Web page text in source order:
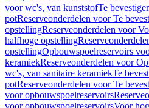
voor wc's, van kunststofTe
potReserveonderdelen voor Te
opstellingReserveonderdelen voor
halfhoge opstelling
opstellingOpbouwspoelreservoirs
keramiekReserveonderdelen voor
wc's, van sanitaire keramiekTe
potReserveonderdelen voor Te
voor opbouwspoelreservoirs
voor opbouwspoelreservoirsVoor